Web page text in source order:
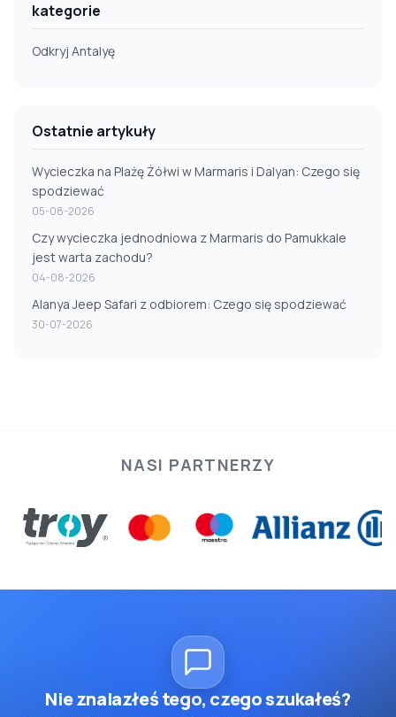
kategorie
Odkryj Antalyę
Ostatnie artykuły
Wycieczka na Plażę Żółwi w Marmaris i Dalyan: Czego się
spodziewać
05-08-2026
Czy wycieczka jednodniowa z Marmaris do Pamukkale
jest warta zachodu?
04-08-2026
Alanya Jeep Safari z odbiorem: Czego się spodziewać
30-07-2026
NASI PARTNERZY
Nie znalazłeś tego, czego szukałeś?